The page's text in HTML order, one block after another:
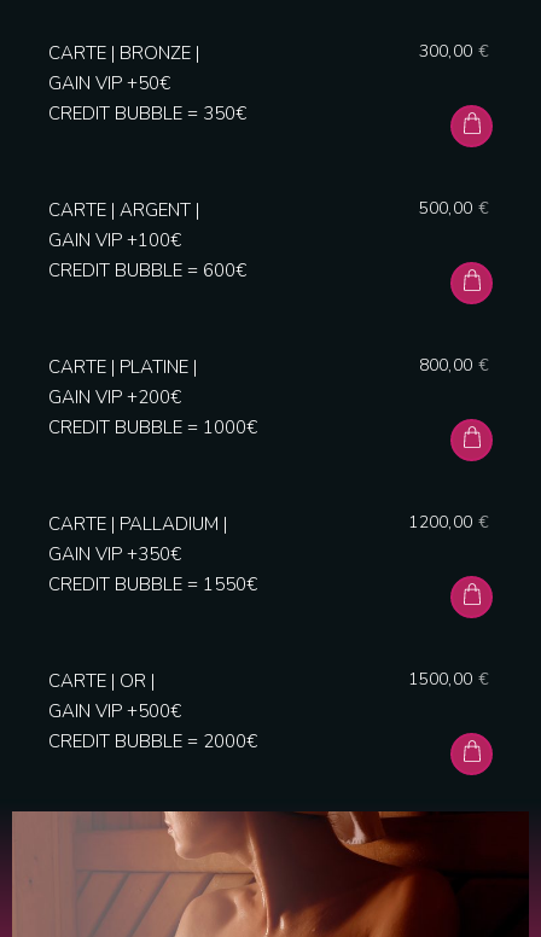
CARTE | BRONZE |
GAIN VIP +50€
CREDIT BUBBLE = 350€
300,00 €
CARTE | ARGENT |
GAIN VIP +100€
CREDIT BUBBLE = 600€
500,00 €
CARTE | PLATINE |
GAIN VIP +200€
CREDIT BUBBLE = 1000€
800,00 €
CARTE | PALLADIUM |
GAIN VIP +350€
CREDIT BUBBLE = 1550€
1200,00 €
CARTE | OR |
GAIN VIP +500€
CREDIT BUBBLE = 2000€
1500,00 €